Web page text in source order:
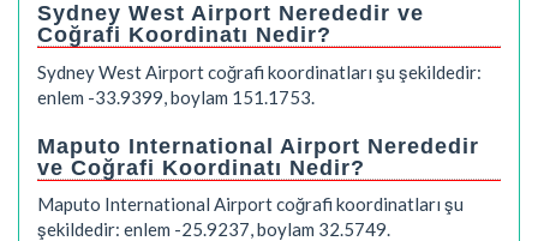
Sydney West Airport Nerededir ve
Coğrafi Koordinatı Nedir?
Sydney West Airport coğrafi koordinatları şu şekildedir:
enlem -33.9399, boylam 151.1753.
Maputo International Airport Nerededir
ve Coğrafi Koordinatı Nedir?
Maputo International Airport coğrafi koordinatları şu
şekildedir: enlem -25.9237, boylam 32.5749.